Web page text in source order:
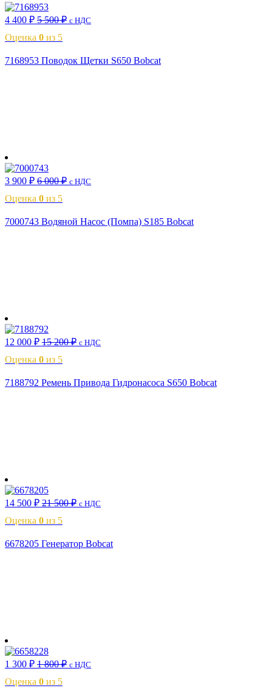
4 400 ₽ 5 500₽ с НДС
Оценка 0 из 5
7168953 Поводок Щетки S650 Bobcat
3 900 ₽ 6 000₽ с НДС
Оценка 0 из 5
7000743 Водяной Насос (Помпа) S185 Bobcat
12 000 ₽ 15 200₽ с НДС
Оценка 0 из 5
7188792 Ремень Привода Гидронасоса S650 Bobcat
14 500 ₽ 21 500₽ с НДС
Оценка 0 из 5
6678205 Генератор Bobcat
1 300 ₽ 1 800₽ с НДС
Оценка 0 из 5